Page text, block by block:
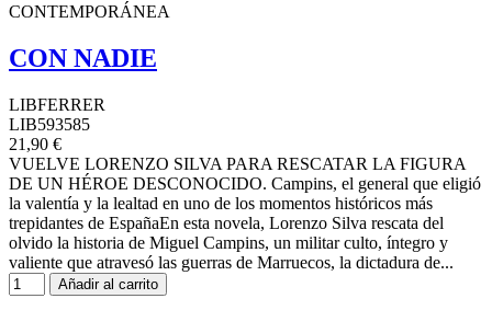
CONTEMPORÁNEA
CON NADIE
LIBFERRER
LIB593585
21,90 €
VUELVE LORENZO SILVA PARA RESCATAR LA FIGURA
DE UN HÉROE DESCONOCIDO. Campins, el general que eligió
la valentía y la lealtad en uno de los momentos históricos más
trepidantes de EspañaEn esta novela, Lorenzo Silva rescata del
olvido la historia de Miguel Campins, un militar culto, íntegro y
valiente que atravesó las guerras de Marruecos, la dictadura de...
Añadir al carrito